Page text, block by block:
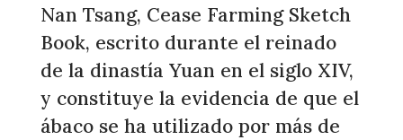
Nan Tsang, Cease Farming Sketch
Book, escrito durante el reinado
de la dinastía Yuan en el siglo XIV,
y constituye la evidencia de que el
ábaco se ha utilizado por más de